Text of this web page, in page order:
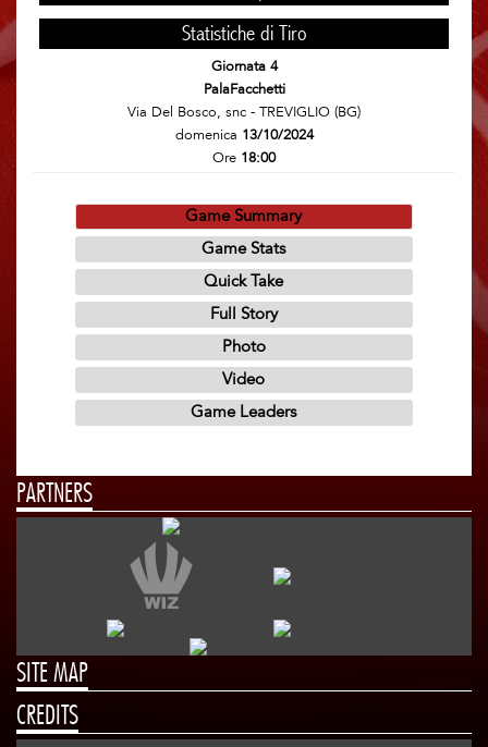
Statistiche di Tiro
Giornata 4
PalaFacchetti
Via Del Bosco, snc - TREVIGLIO (BG)
domenica 13/10/2024
Ore 18:00
PARTNERS
SITE MAP
CREDITS